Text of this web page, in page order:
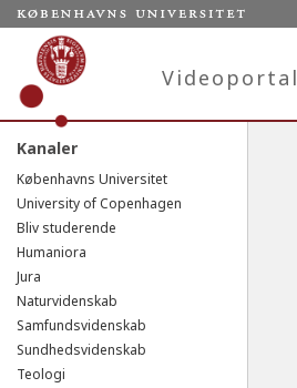
Videoportal
Kanaler
Københavns Universitet
University of Copenhagen
Bliv studerende
Humaniora
Jura
Naturvidenskab
Samfundsvidenskab
Sundhedsvidenskab
Teologi